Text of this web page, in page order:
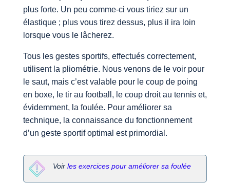
plus forte. Un peu comme-ci vous tiriez sur un
élastique ; plus vous tirez dessus, plus il ira loin
lorsque vous le lâcherez.
Tous les gestes sportifs, effectués correctement,
utilisent la pliométrie. Nous venons de le voir pour
le saut, mais c’est valable pour le coup de poing
en boxe, le tir au football, le coup droit au tennis et,
évidemment, la foulée. Pour améliorer sa
technique, la connaissance du fonctionnement
d’un geste sportif optimal est primordial.
Voir les exercices pour améliorer sa foulée